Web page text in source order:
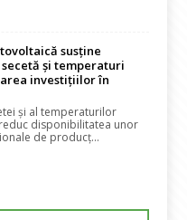
susține
și temperaturi
investițiilor în
și al temperaturilor
disponibilitatea unor
de producț...